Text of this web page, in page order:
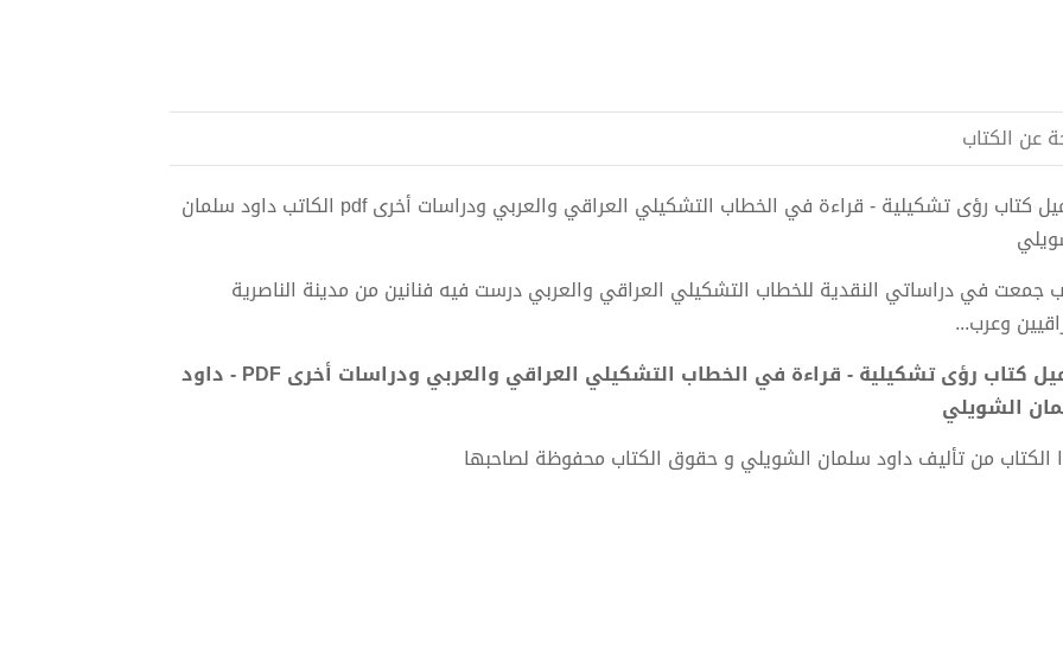
عن الكتاب
تحميل كتاب رؤى تشكيلية - قراءة في الخطاب التشكيلي العراقي والعربي ودراسات أخرى pdf الكاتب داود سلمان
جمعت في دراساتي النقدية للخطاب التشكيلي العراقي والعربي درست فيه فنانين من مدينة الناصرية
وعرب...
تحميل كتاب رؤى تشكيلية - قراءة في الخطاب التشكيلي العراقي والعربي ودراسات أخرى PDF - داود
الشويلي
الكتاب من تأليف داود سلمان الشويلي و حقوق الكتاب محفوظة لصاحبها